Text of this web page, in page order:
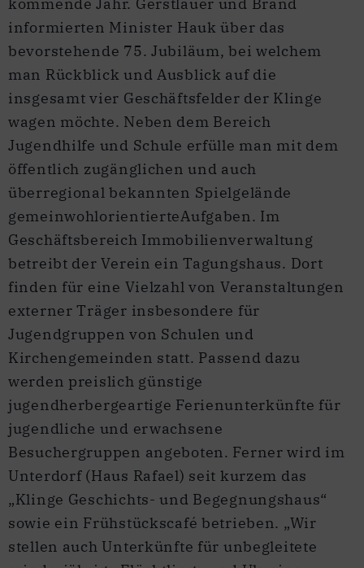
informierten Minister Hauk über das
bevorstehende 75. Jubiläum, bei welchem
man Rückblick und Ausblick auf die
insgesamt vier Geschäftsfelder der Klinge
wagen möchte. Neben dem Bereich
Jugendhilfe und Schule erfülle man mit dem
öffentlich zugänglichen und auch
überregional bekannten Spielgelände
gemeinwohlorientierteAufgaben. Im
Geschäftsbereich Immobilienverwaltung
betreibt der Verein ein Tagungshaus. Dort
finden für eine Vielzahl von Veranstaltungen
externer Träger insbesondere für
Jugendgruppen von Schulen und
Kirchengemeinden statt. Passend dazu
werden preislich günstige
jugendherbergeartige Ferienunterkünfte für
jugendliche und erwachsene
Besuchergruppen angeboten. Ferner wird im
Unterdorf (Haus Rafael) seit kurzem das
„Klinge Geschichts- und Begegnungshaus“
sowie ein Frühstückscafé betrieben. „Wir
stellen auch Unterkünfte für unbegleitete